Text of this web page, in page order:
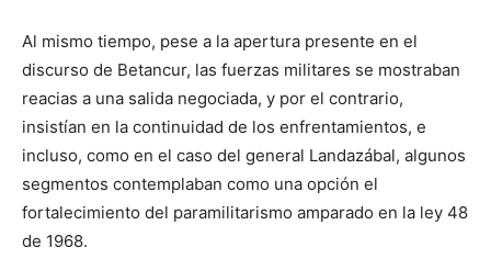
Al mismo tiempo, pese a la apertura presente en el
discurso de Betancur, las fuerzas militares se mostraban
reacias a una salida negociada, y por el contrario,
insistían en la continuidad de los enfrentamientos, e
incluso, como en el caso del general Landazábal, algunos
segmentos contemplaban como una opción el
fortalecimiento del paramilitarismo amparado en la ley 48
de 1968.